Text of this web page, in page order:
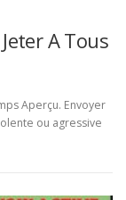
A Tous
Aperçu. Envoyer
ou agressive